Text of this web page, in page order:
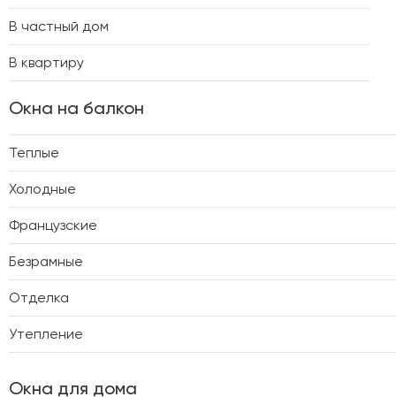
В частный дом
В квартиру
Окна на балкон
Теплые
Холодные
Французские
Безрамные
Отделка
Утепление
Окна для дома